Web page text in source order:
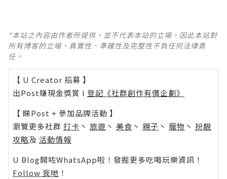
*本站之內容由作者所提供，並不代表本站的立場。因此本站對
所有博客的立場、真實性、準確性及完整性不負任何法律責
任。
【 U Creator 招募 】
出Post賺現金獎賞 l 登記《社群創作有價企劃》
【 睇Post + 參加品牌活動 】
瀏覽更多社群 打卡 丶 旅遊 丶 美食 丶 親子 丶 寵物 丶 扮靚
攻略及 活動情報
U Blog開咗WhatsApp啦！發掘更多吃喝玩樂資訊！
Follow 我哋 ！